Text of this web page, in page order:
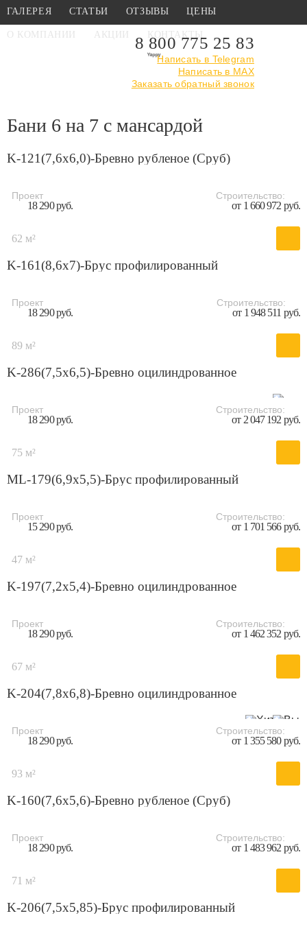
ГАЛЕРЕЯ СТАТЬИ ОТЗЫВЫ ЦЕНЫ
О КОМПАНИИ АКЦИИ КОНТАКТЫ
8 800 775 25 83
Написать в Telegram
Написать в MAX
Заказать обратный звонок
Бани 6 на 7 с мансардой
Бани 6 на 7 с мансардой
K-121(7,6х6,0)-Бревно рубленое (Сруб)
Проект
18 290 руб.
Строительство:
от 1 660 972 руб.
62 м²
K-161(8,6х7)-Брус профилированный
Проект
18 290 руб.
Строительство:
от 1 948 511 руб.
89 м²
K-286(7,5x6,5)-Бревно оцилиндрованное
Проект
18 290 руб.
Строительство:
от 2 047 192 руб.
75 м²
ML-179(6,9x5,5)-Брус профилированный
Проект
15 290 руб.
Строительство:
от 1 701 566 руб.
47 м²
K-197(7,2x5,4)-Бревно оцилиндрованное
Проект
18 290 руб.
Строительство:
от 1 462 352 руб.
67 м²
K-204(7,8х6,8)-Бревно оцилиндрованное
Проект
18 290 руб.
Строительство:
от 1 355 580 руб.
93 м²
K-160(7,6х5,6)-Бревно рубленое (Сруб)
Проект
18 290 руб.
Строительство:
от 1 483 962 руб.
71 м²
K-206(7,5x5,85)-Брус профилированный